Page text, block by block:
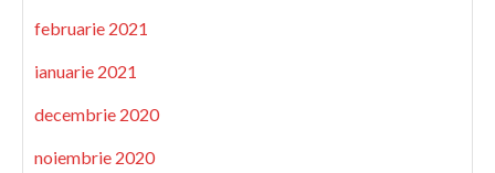
februarie 2021
ianuarie 2021
decembrie 2020
noiembrie 2020